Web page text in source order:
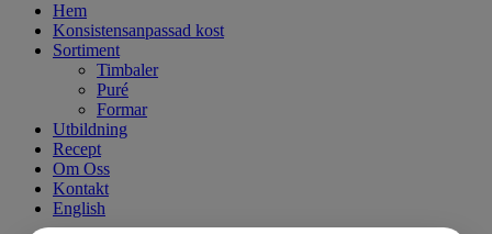
Hem
Konsistensanpassad kost
Sortiment
Timbaler
Puré
Formar
Utbildning
Recept
Om Oss
Kontakt
English